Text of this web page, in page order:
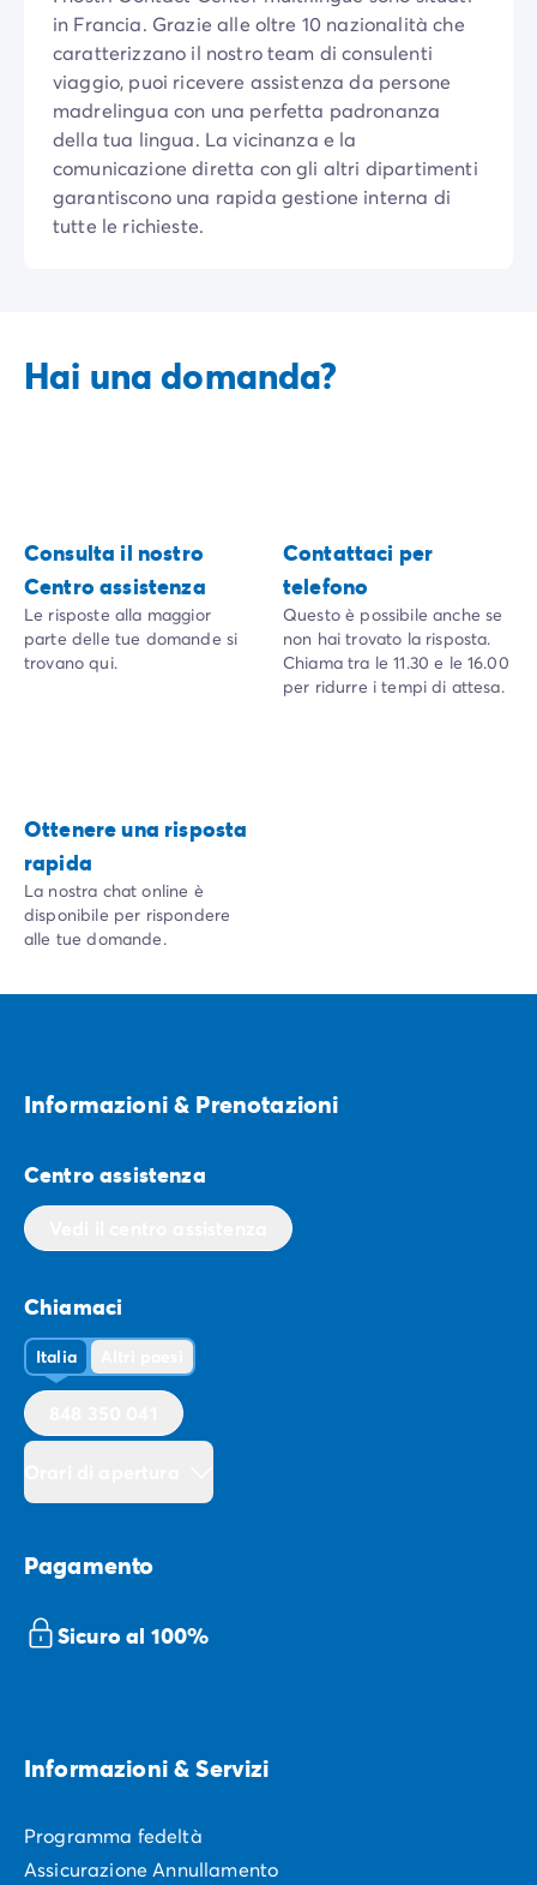
Case mobili by Roan
/it/case-mobili-a-noleggio-by-roan
La Gamma Ultimate
/it/la-gamma-ultimate
Lo spirito Homair
Vivi l'esperienza
L'Esperienza Homair
Servizi & info utili
I nostri servizi
I nostri pacchetti ristorazione
in Francia. Grazie alle oltre 10 nazionalità che
caratterizzano il nostro team di consulenti
viaggio, puoi ricevere assistenza da persone
madrelingua con una perfetta padronanza
della tua lingua. La vicinanza e la
comunicazione diretta con gli altri dipartimenti
garantiscono una rapida gestione interna di
tutte le richieste.
Hai una domanda?
Consulta il nostro
Centro assistenza
Le risposte alla maggior
parte delle tue domande si
trovano qui.
Contattaci per
telefono
Questo è possibile anche se
non hai trovato la risposta.
Chiama tra le 11.30 e le 16.00
per ridurre i tempi di attesa.
Ottenere una risposta
rapida
La nostra chat online è
disponibile per rispondere
alle tue domande.
Informazioni & Prenotazioni
Centro assistenza
Chiamaci
Italia
Pagamento
Sicuro al 100%
Informazioni & Servizi
Programma fedeltà
Assicurazione Annullamento